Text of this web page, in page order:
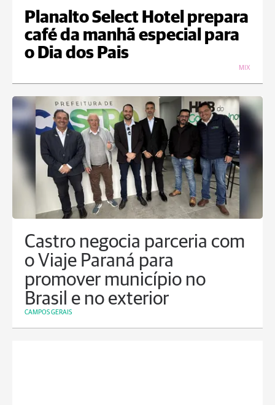
Planalto Select Hotel prepara
café da manhã especial para
o Dia dos Pais
MIX
Castro negocia parceria com
o Viaje Paraná para
promover município no
Brasil e no exterior
CAMPOS GERAIS